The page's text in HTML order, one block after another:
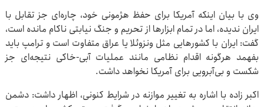
وی با بیان اینکه آمریکا برای حفظ هژمونی خود، چاره‌ای جز تقابل با
ایران ندیده، اما در تمام ابزارها از تحریم و جنگ نیابتی ناکام مانده است،
گفت: ایران با کشورهایی مثل ونزوئلا یا عراق متفاوت است و ترامپ باید
بفهمد هرگونه اقدام نظامی مانند عملیات آبی-خاکی نتیجه‌ای جز
شکست و بی‌آبرویی برای آمریکا نخواهد داشت.
اکبر زاده با اشاره به تغییر موازنه در شرایط کنونی، اظهار داشت: دشمن